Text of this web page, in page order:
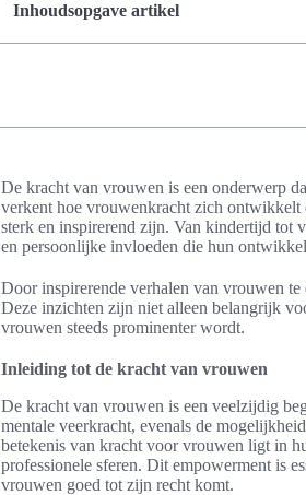
Inhoudsopgave artikel
De kracht van vrouwen is een onderwerp
verkent hoe vrouwenkracht zich ontwikkelt
sterk en inspirerend zijn. Van kindertijd tot
en persoonlijke invloeden die hun
Door inspirerende verhalen van vrouwen
Deze inzichten zijn niet alleen belangrijk
vrouwen steeds prominenter wordt.
Inleiding tot de kracht van vrouwen
De kracht van vrouwen is een veelzijdig
mentale veerkracht, evenals de
betekenis van kracht voor vrouwen ligt in
professionele sferen. Dit empowerment is
vrouwen goed tot zijn recht komt.